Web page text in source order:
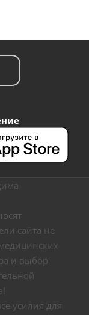
сайта не
и выбор
усилия для